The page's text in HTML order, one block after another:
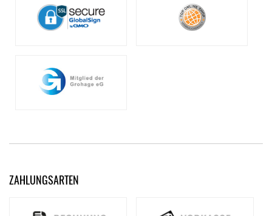
ZAHLUNGSARTEN